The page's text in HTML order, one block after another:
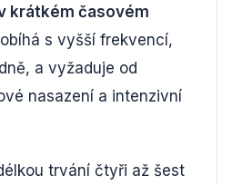
krátkém časovém
s vyšší frekvencí,
a vyžaduje od
nasazení a intenzivní
trvání čtyři až šest